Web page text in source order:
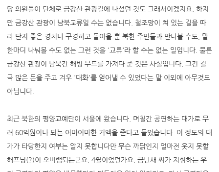
당 의원들이 단체로 금강산 관광길에 나섰던 것도 그래서이겠지요. 하지
만 금강산 관광이 남북교류일 수는 없습니다. 철조망이 쳐 있는 길을 따
라 단지 좋은 경치나 구경하고 돌아올 뿐 북한 주민들과 만나볼 수도, 말
한마디 나눠볼 수도 없는 그런 것을 '교류'라 할 수는 없는 일입니다. 물론
금강산 관광이 남북간 해빙 무드를 가져다 준 것은 사실입니다. 그건 결
국 많은 돈을 주고 겨우 '대화'를 얻어낼 수 있었다는 말 이외에 아무것도
아닙니다.
최근 북한의 평양교예단이 서울에 왔습니다. 며칠간 공연하는 대가로 무
려 60억원이나 되는 어마어마한 거액을 준다고 들었습니다. 이 정도의 대
가가 타당한지 여부는 알지 못합니다만 무슨 까닭인지 얼마전 웃지 못할
해프닝(?)이 오버랩되는군요. 4월이었던가요. 금난새 씨가 지휘하는 우